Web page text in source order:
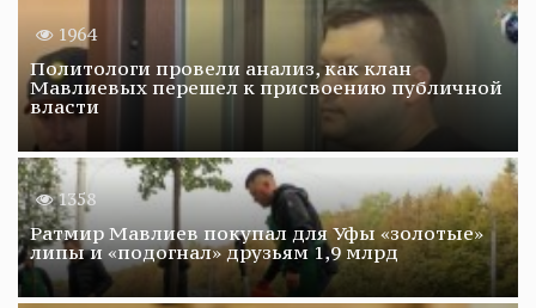
1964
Политологи провели анализ, как клан
Мавлиевых перешел к присвоению публичной
власти
1358
Ратмир Мавлиев покупал для Уфы «золотые»
липы и «подогнал» друзьям 1,9 млрд